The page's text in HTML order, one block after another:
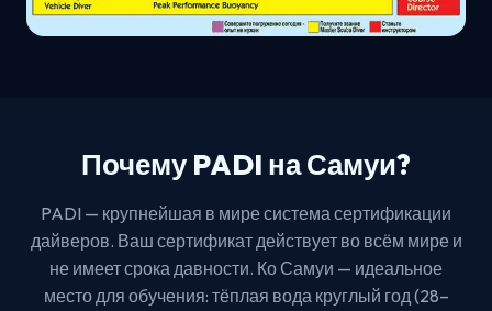
Почему PADI на Самуи?
PADI — крупнейшая в мире система сертификации
дайверов. Ваш сертификат действует во всём мире и
не имеет срока давности. Ко Самуи — идеальное
место для обучения: тёплая вода круглый год (28–